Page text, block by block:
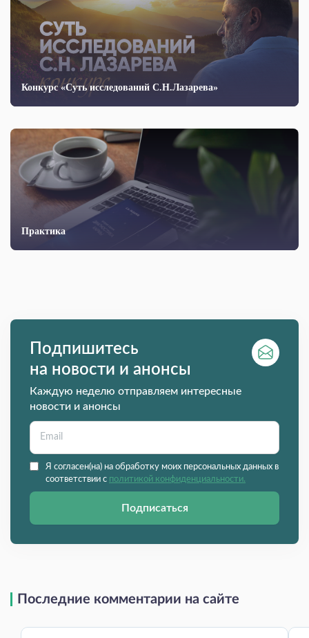
Конкурс «Суть исследований С.Н.Лазарева»
Практика
Подпишитесь
на новости и анонсы
Каждую неделю отправляем интересные
новости и анонсы
Я согласен(на) на обработку моих персональных данных в
соответствии с политикой конфиденциальности.
Подписаться
Последние комментарии на сайте